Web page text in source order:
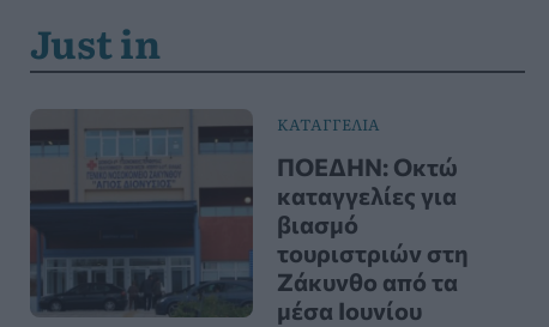
Just in
ΚΑΤΑΓΓΕΛΙΑ
ΠΟΕΔΗΝ: Οκτώ
καταγγελίες για
βιασμό
τουριστριών στη
Ζάκυνθο από τα
μέσα Ιουνίου